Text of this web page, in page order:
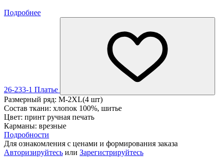
Подробнее
26-233-1 Платье
Размерный ряд: M-2XL(4 шт)
Состав ткани: хлопок 100%, шитье
Цвет: принт ручная печать
Карманы: врезные
Подробности
Для ознакомления с ценами и формирования заказа
Авторизируйтесь или Зарегистрируйтесь